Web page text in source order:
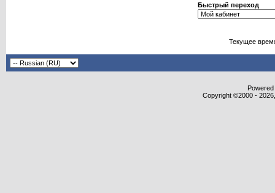
Быстрый переход
Текущее
Copyright ©2000 -